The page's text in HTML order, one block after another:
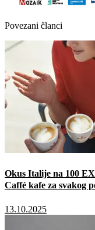
Povezani članci
Okus Italije na 100
Caffé kafe za svakog
13.10.2025